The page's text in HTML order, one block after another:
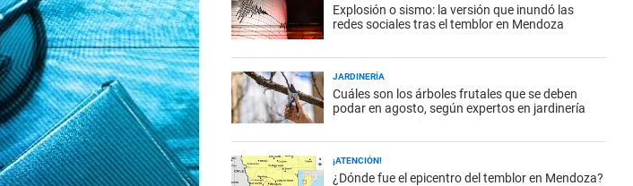
Explosión o sismo: la versión que inundó las
redes sociales tras el temblor en Mendoza
JARDINERÍA
Cuáles son los árboles frutales que se deben
podar en agosto, según expertos en jardinería
¡ATENCIÓN!
¿Dónde fue el epicentro del temblor en Mendoza?